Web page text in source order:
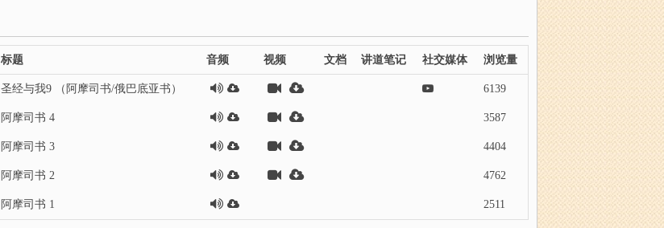
标题 音频 视频 文档 讲道笔记 社交媒体 浏览量
圣经与我9 （阿摩司书/俄巴底亚书） 6139
阿摩司书 4 3587
阿摩司书 3 4404
阿摩司书 2 4762
阿摩司书 1 2511